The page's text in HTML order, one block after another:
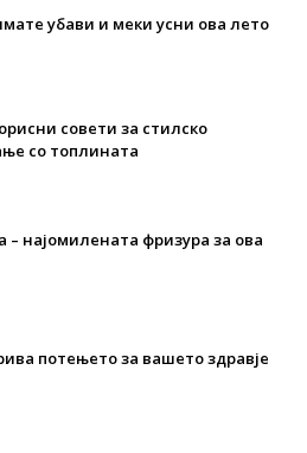
убави и меки усни ова лето
совети за стилско
со топлината
– најомилената фризура за ова
потењето за вашето здравје